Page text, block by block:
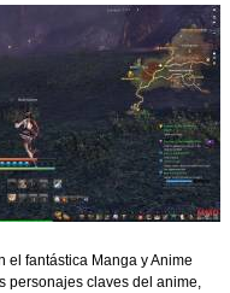
el fantástica Manga y Anime
personajes claves del anime,